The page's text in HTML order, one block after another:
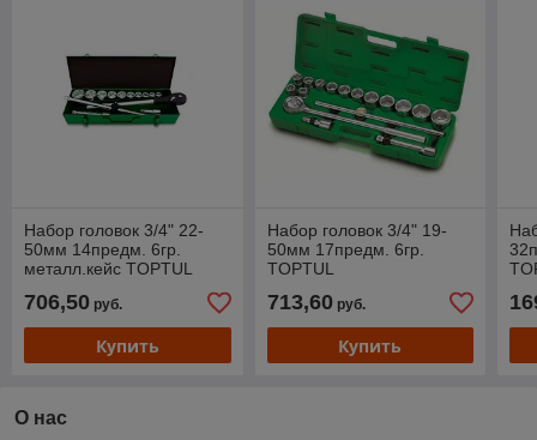
Набор головок 3/4" 22-
50мм 14предм. 6гр.
металл.кейс TOPTUL
706,50 руб.
Купить
Набор головок 3/4" 19-
50мм 17предм. 6гр.
TOPTUL
713,60руб.
Купить
О нас